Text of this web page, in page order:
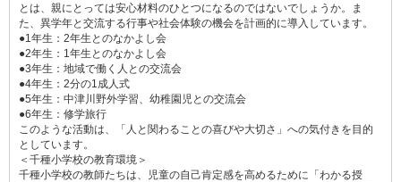
とは、親にとっては安心材料のひとつになるのではないでしょうか。ま
た、異学年と交流する行事や社会体験の機会を計画的に導入しています。
●1年生：2年生とのなかよし会
●2年生：1年生とのなかよし会
●3年生：地域で働く人との交流会
●4年生：2分の1成人式
●5年生：中津川野外学習、幼稚園児との交流会
●6年生：修学旅行
このような活動は、「人と関わることの喜びや大切さ」への気付きを目的
としています。
＜千種小学校の教育環境＞
千種小学校の教師たちは、児童の自己肯定感を高めるために「わかる授